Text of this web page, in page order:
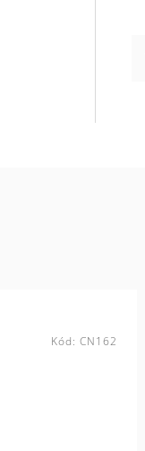
Kód: CN162